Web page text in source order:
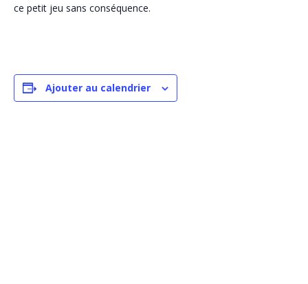
ce petit jeu sans conséquence.
Ajouter au calendrier